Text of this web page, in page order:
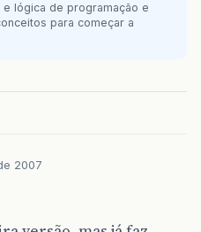
lógica de programação e
para começar a
2007